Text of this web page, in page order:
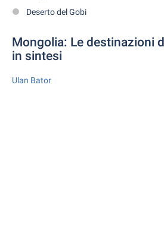
Deserto del Gobi
Mongolia: Le destinazioni
in sintesi
Ulan Bator